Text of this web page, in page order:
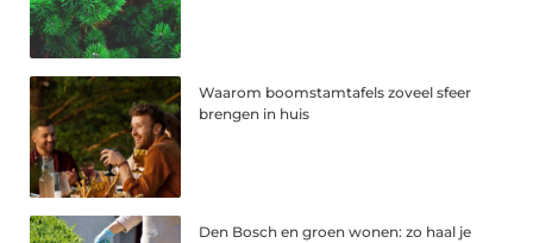
Waarom boomstamtafels zoveel sfeer
brengen in huis
Den Bosch en groen wonen: zo haal je